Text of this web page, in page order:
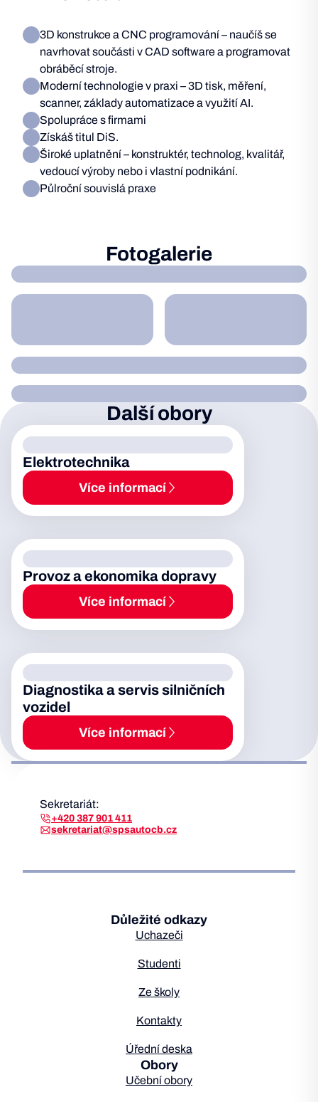
3D konstrukce a CNC programování – naučíš se
navrhovat součásti v CAD software a programovat
obráběcí stroje.
Moderní technologie v praxi – 3D tisk, měření,
scanner, základy automatizace a využití AI.
Spolupráce s firmami
Získáš titul DiS.
Široké uplatnění – konstruktér, technolog, kvalitář,
vedoucí výroby nebo i vlastní podnikání.
Půlroční souvislá praxe
Fotogalerie
Další obory
Elektrotechnika
Více informací
Provoz a ekonomika dopravy
Více informací
Diagnostika a servis silničních
vozidel
Více informací
Sekretariát:
+420 387 901 411
sekretariat@spsautocb.cz
Důležité odkazy
Uchazeči
Studenti
Ze školy
Kontakty
Úřední deska
Obory
Učební obory